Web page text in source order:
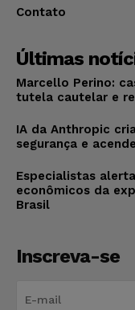
Contato
Últimas
Marcello Perino:
tutela cautelar e
IA da Anthropic
segurança e
Especialistas
econômicos da
Brasil
Inscreva-se